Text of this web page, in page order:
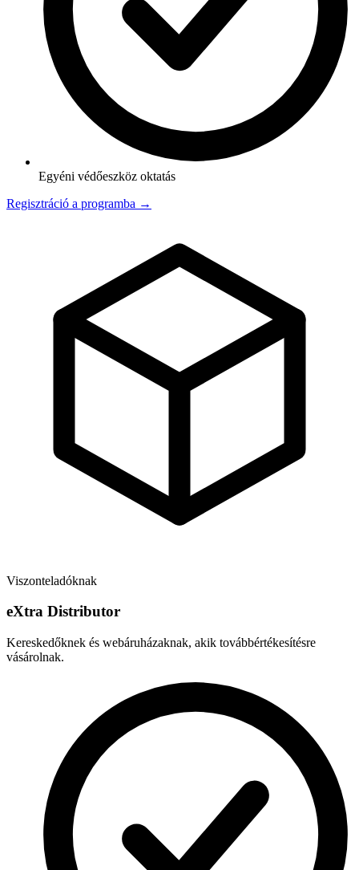
Egyéni védőeszköz oktatás
Regisztráció a programba →
Viszonteladóknak
eXtra Distributor
Kereskedőknek és webáruházaknak, akik továbbértékesítésre
vásárolnak.